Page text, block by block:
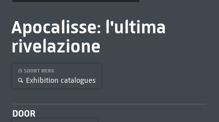
Apocalisse: l'ultima
rivelazione
IS SOORT WERK
Exhibition catalogues
DOOR